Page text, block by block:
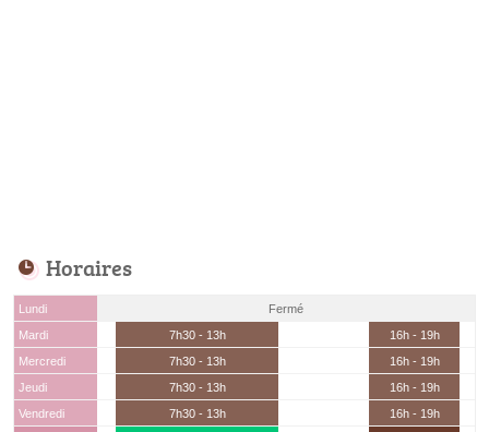
Horaires
Lundi
Fermé
Mardi
7h30 - 13h
16h - 19h
Mercredi
7h30 - 13h
16h - 19h
Jeudi
7h30 - 13h
16h - 19h
Vendredi
7h30 - 13h
16h - 19h